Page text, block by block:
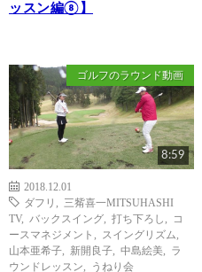
ッスン編⑧】
ゴルフのラウンド動画
8:59
2018.12.01
ダフリ
三觜喜一MITSUHASHI
TV, バックスイング 打ち下ろし
コ
ースマネジメント
スイングリズム
山本亜希子
新開良子 中島絵美
ラ
ウンドレッスン
うねり会